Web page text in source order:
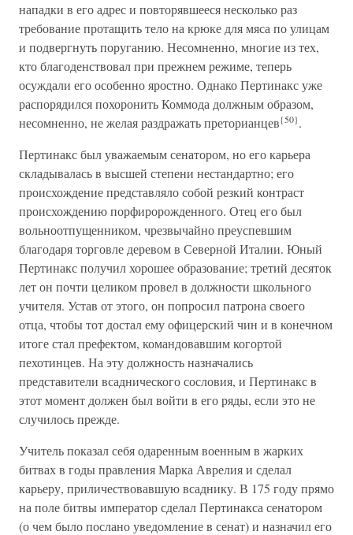
нападки в его адрес и повторявшееся несколько раз
требование протащить тело на крюке для мяса по улицам
и подвергнуть поруганию. Несомненно, многие из тех,
кто благоденствовал при прежнем режиме, теперь
осуждали его особенно яростно. Однако Пертинакс уже
распорядился похоронить Коммода должным образом,
несомненно, не желая раздражать преторианцев{50}.
Пертинакс был уважаемым сенатором, но его карьера
складывалась в высшей степени нестандартно; его
происхождение представляло собой резкий контраст
происхождению порфиророжденного. Отец его был
вольноотпущенником, чрезвычайно преуспевшим
благодаря торговле деревом в Северной Италии. Юный
Пертинакс получил хорошее образование; третий десяток
лет он почти целиком провел в должности школьного
учителя. Устав от этого, он попросил патрона своего
отца, чтобы тот достал ему офицерский чин и в конечном
итоге стал префектом, командовавшим когортой
пехотинцев. На эту должность назначались
представители всаднического сословия, и Пертинакс в
этот момент должен был войти в его ряды, если это не
случилось прежде.
Учитель показал себя одаренным военным в жарких
битвах в годы правления Марка Аврелия и сделал
карьеру, приличествовавшую всаднику. В 175 году прямо
на поле битвы император сделал Пертинакса сенатором
(о чем было послано уведомление в сенат) и назначил его